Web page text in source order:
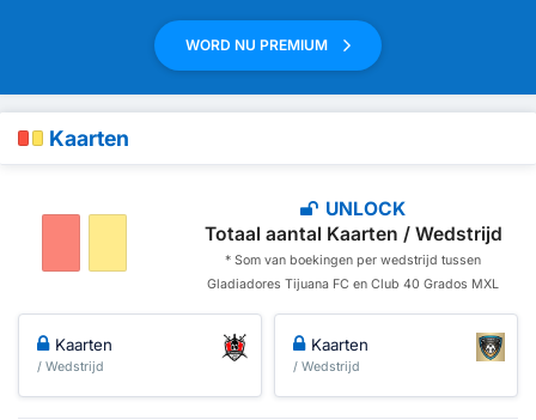
WORD NU PREMIUM
Kaarten
UNLOCK
Totaal aantal Kaarten / Wedstrijd
* Som van boekingen per wedstrijd tussen
Gladiadores Tijuana FC en Club 40 Grados MXL
Kaarten
/ Wedstrijd
Kaarten
/ Wedstrijd